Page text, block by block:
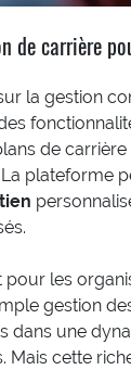
de carrière
la gestion
de
plateforme
pour les
gestion
dans une
Mais cette